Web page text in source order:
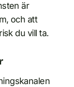
är
och att
du vill ta.